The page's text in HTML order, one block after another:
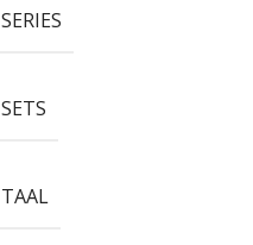
SERIES
SETS
TAAL